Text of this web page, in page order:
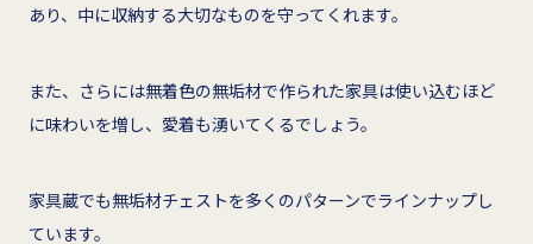
あり、中に収納する大切なものを守ってくれます。
また、さらには無着色の無垢材で作られた家具は使い込むほど
に味わいを増し、愛着も湧いてくるでしょう。
家具蔵でも無垢材チェストを多くのパターンでラインナップし
ています。